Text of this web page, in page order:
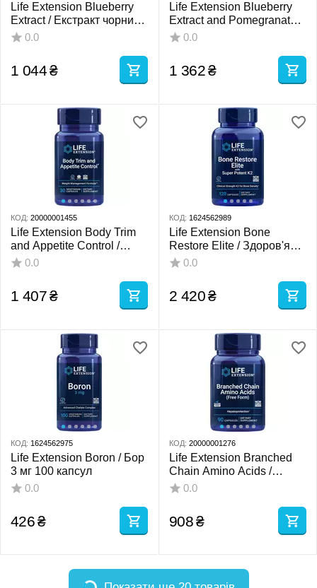
Life Extension Blueberry
Extract / Екстракт чорниці
антиоксидант 60 капсул
0.0
1 044₴
Life Extension Blueberry
Extract and Pomegranate /
Чорниця і гранат
0.0
1 362₴
КОД: 20000001455
Life Extension Body Trim
and Appetite Control /
Підтяжка тіла та контроль
0.0
1 407₴
КОД: 1624562989
Life Extension Bone
Restore Elite / Здоров'я
кісток і зубів 120 капсул
0.0
2 420₴
КОД: 1624562975
Life Extension Boron / Бор
3 мг 100 капсул
0.0
426₴
КОД: 20000001276
Life Extension Branched
Chain Amino Acids /
Амінокислоти з
0.0
908₴